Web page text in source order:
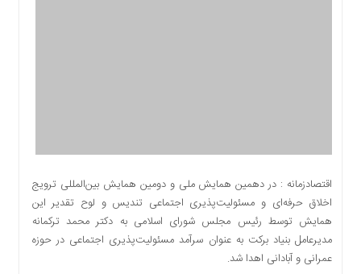
معدن
نفت
انرژی
فناوری
منظقه
اقتصادزمانه : در دهمین همایش ملی و دومین همایش بین‌المللی ترویج
اخلاق حرفه‌ای و مسئولیت‌پذیری اجتماعی تندیس و لوح تقدیر این
همایش توسط رئیس مجلس شورای اسلامی به دکتر محمد ترکمانه
مدیرعامل بنیاد برکت به عنوان سرآمد مسئولیت‌پذیری اجتماعی در حوزه
عمرانی و آبادانی اهدا شد.